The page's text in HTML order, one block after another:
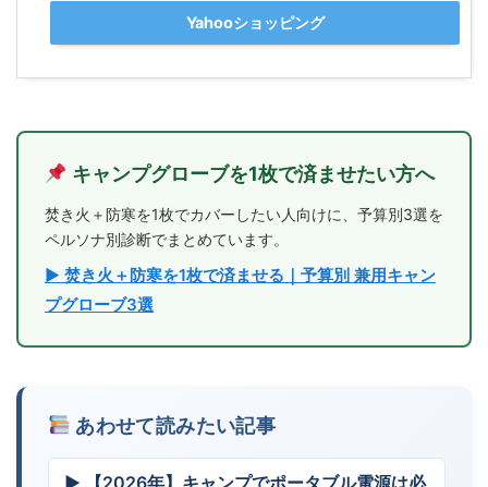
Yahooショッピング
キャンプグローブを1枚で済ませたい方へ
焚き火＋防寒を1枚でカバーしたい人向けに、予算別3選を
ペルソナ別診断でまとめています。
▶ 焚き火＋防寒を1枚で済ませる｜予算別 兼用キャン
プグローブ3選
あわせて読みたい記事